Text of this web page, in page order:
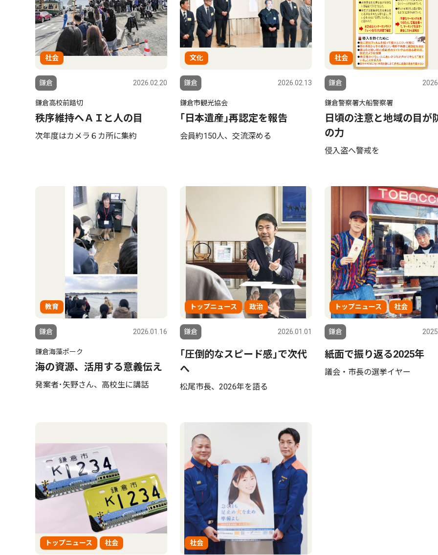
社会
鎌倉 2026.02.20
鎌倉高校前踏切
秩序維持へＡＩと人の目
次年度はカメラ６カ所に集約
文化
鎌倉 2026.02.13
鎌倉市観光協会
｢日本遺産｣再認定を報告
会員約150人、交流深める
社会
鎌倉
鎌倉警察署大船警察署
日頃の注意と地域の目が
の力
侵入盗へ警戒を
教育
鎌倉 2026.01.16
鎌倉海藻ポーク
海の資源、活用する意義伝え
発案者･矢野さん、高校生に講話
トップニュース 政治
鎌倉 2026.01.01
｢圧倒的なスピード感｣で次代
へ
松尾市長、2026年を語る
トップニュース 社会
鎌倉
紙面で振り返る2025年
議会・市長の選挙イヤー
トップニュース 社会 社会